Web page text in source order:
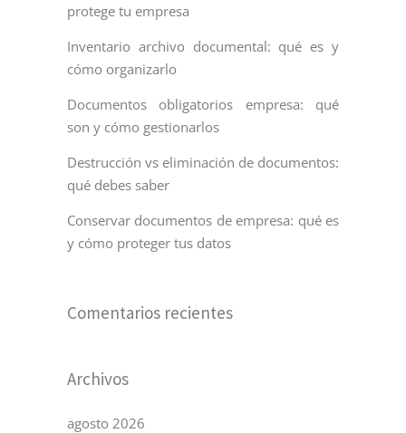
protege tu empresa
Inventario archivo documental: qué es y
cómo organizarlo
Documentos obligatorios empresa: qué
son y cómo gestionarlos
Destrucción vs eliminación de documentos:
qué debes saber
Conservar documentos de empresa: qué es
y cómo proteger tus datos
Comentarios recientes
Archivos
agosto 2026